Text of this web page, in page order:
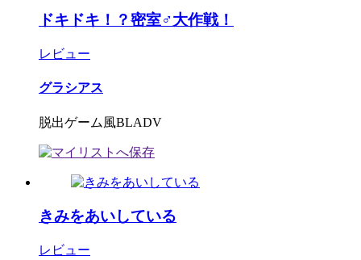
ドキドキ！？密室♂大作戦！
レビュー
グラシアス
脱出ゲーム風BLADV
きみをあいしている
レビュー